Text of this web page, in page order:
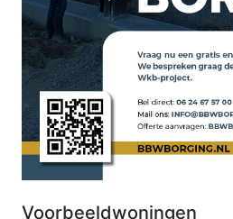
Voorbeeldwoningen